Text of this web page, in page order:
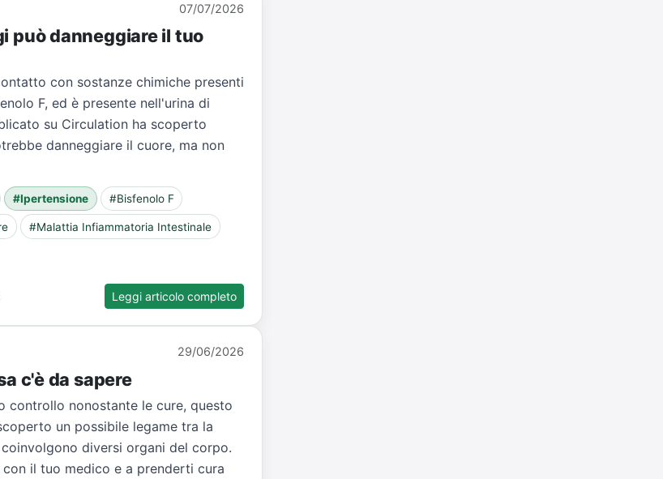
07/07/2026
può danneggiare il tuo
con sostanze chimiche presenti
F, ed è presente nell'urina di
su Circulation ha scoperto
danneggiare il cuore, ma non
#Ipertensione #Bisfenolo F
#Malattia Infiammatoria Intestinale
Leggi articolo completo
29/06/2026
c'è da sapere
controllo nonostante le cure, questo
un possibile legame tra la
diversi organi del corpo.
il tuo medico e a prenderti cura